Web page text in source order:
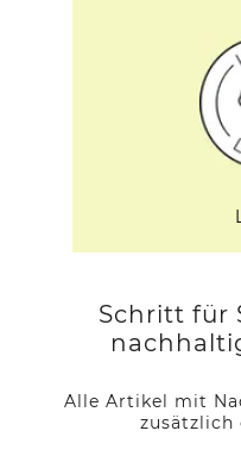
Schritt für
Alle Artikel mit
zusätzlich